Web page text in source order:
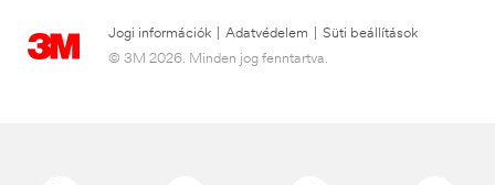
Jogi információk Adatvédelem
Süti beállítások
© 3M 2026. Minden jog fenntartva.